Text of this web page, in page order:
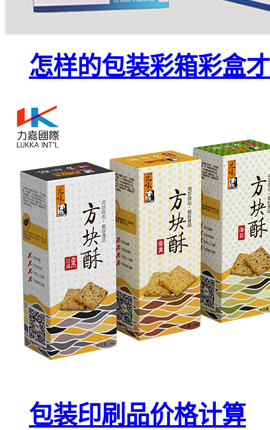
怎样的包装彩箱彩盒
包装印刷品价格计算